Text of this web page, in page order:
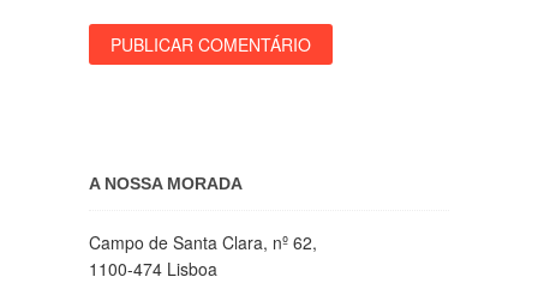
A NOSSA MORADA
Campo de Santa Clara, nº 62,
1100-474 Lisboa